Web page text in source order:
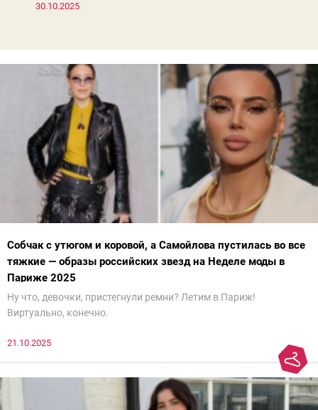
30.10.2025
Собчак с утюгом и коровой, а Самойлова пустилась во все
тяжкие — образы российских звезд на Неделе моды в
Париже 2025
Ну что, девочки, пристегнули ремни? Летим в Париж!
Виртуально, конечно.
21.10.2025